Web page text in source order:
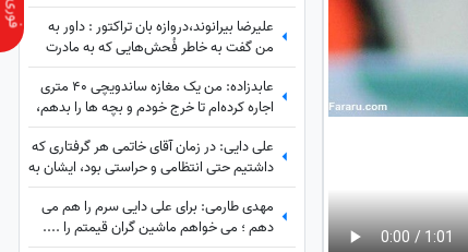
علیرضا بیرانوند،دروازه بان تراکتور : داور به
من گفت به خاطر فُحش‌هایی که به مادرت
میدن بهت کارت نمیدم!/ ما حواله ماشین
نگرفتیم
عابدزاده: من یک مغازه ساندویچی 40 متری
اجاره کرده‌ام تا خرج خودم و بچه ها را بدهم،
سرپرستی 50 تا بچه را در بهزیستی بر عهده
دارم و...
علی دایی: در زمان آقای خاتمی هر گرفتاری‌ که
داشتیم حتی انتظامی و حراستی بود، ایشان به
راحتی حل می‌کردند درباره پاداش هم به تمام
قولشان عمل کردند و...
مهدی طارمی: برای علی دایی سرم را هم می
دهم ؛ می خواهم ماشین گران قیمتم را ....